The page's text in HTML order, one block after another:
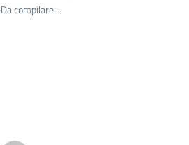
Da compilare...